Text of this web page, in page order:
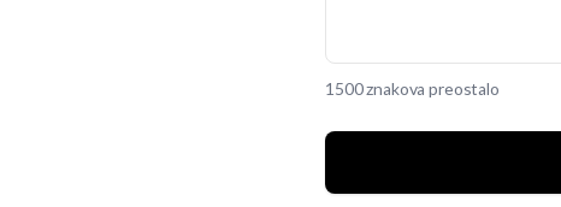
1500 znakova preostalo